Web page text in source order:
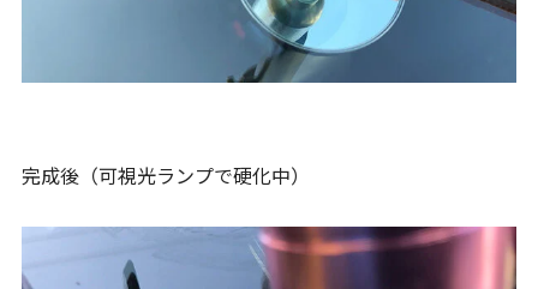
完成後（可視光ランプで硬化中）